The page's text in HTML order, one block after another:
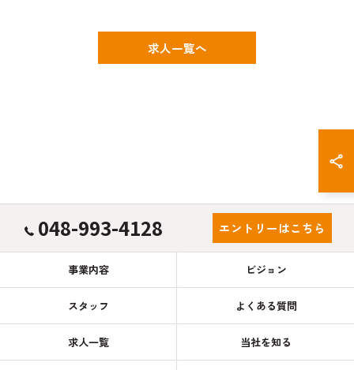
求人一覧へ
048-993-4128 エントリーはこちら
事業内容 ビジョン
スタッフ よくある質問
求人一覧 当社を知る